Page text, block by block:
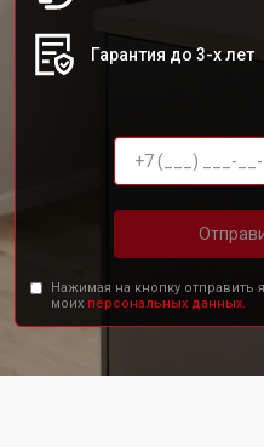
Гарантия до 3-х лет
Нажимая на кнопку отправить
моих персональных данных.